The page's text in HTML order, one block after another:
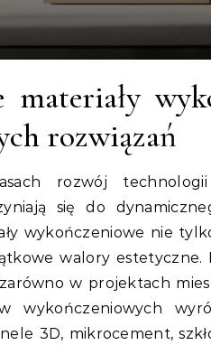
materiały
rozwiązań
rozwój
się do
wykończeniowe nie
walory estetyczne.
w projektach
wykończeniowych
3D, mikrocement,